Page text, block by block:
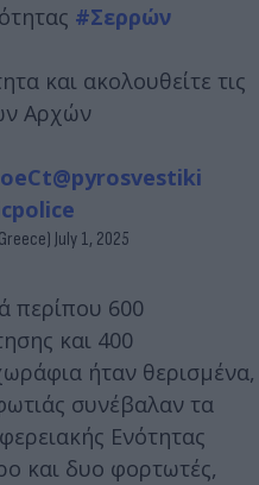
#Σερρών
και ακολουθείτε τις
Αρχών
@pyrosvestiki
July 1, 2025
περίπου 600
και 400
ήταν θερισμένα,
συνέβαλαν τα
Ενότητας
και δυο φορτωτές,